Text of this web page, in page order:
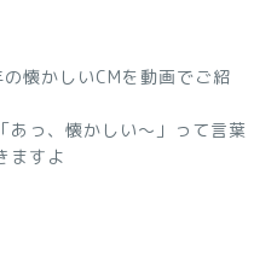
懐かしいCMを動画でご紹
あっ、懐かしい～」って言葉
ますよ